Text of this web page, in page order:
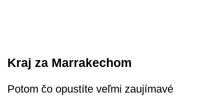
Kraj za Marrakechom
Potom čo opustíte veľmi zaujímavé